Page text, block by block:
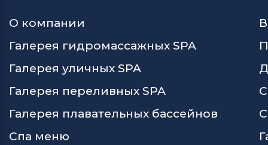
О компании
Галерея гидромассажных SPA
Галерея уличных SPA
Галерея переливных SPA
Галерея плавательных бассейнов
Спа меню